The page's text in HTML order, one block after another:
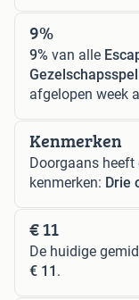
9%
9% van alle
afgelopen week
Kenmerken
Doorgaans heeft
kenmerken: Drie
€ 11
De huidige
€ 11 .